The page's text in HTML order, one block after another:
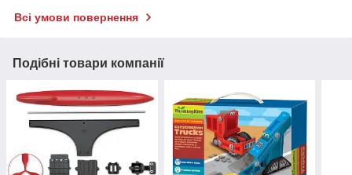
Всі умови повернення
Подібні товари компанії